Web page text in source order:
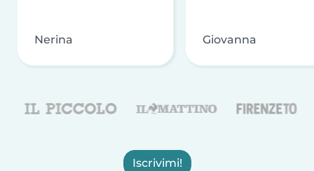
Nerina Giovanna
Iscrivimi!